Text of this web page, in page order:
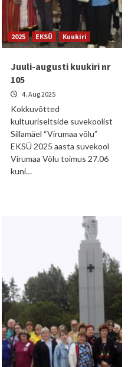
2025 EKSÜ Kuukiri
Juuli-augusti kuukiri nr
105
4. Aug 2025
Kokkuvõtted
kultuuriseltside suvekoolist
Sillamäel “Virumaa võlu”
EKSÜ 2025 aasta suvekool
Virumaa Võlu toimus 27.06
kuni…